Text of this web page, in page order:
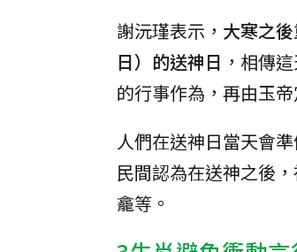
謝沅瑾表示， 大寒之
日）的送神日 ，相傳
的行事作為，再由玉
人們在送神日當天會
民間認為在送神之後
龕等。